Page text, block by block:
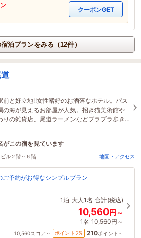
クーポンGET
泊プランをみる（12件）
前と好立地!!女性嗜好のお洒落なホテル。パス
の海が見えるお部屋が人気。招き猫美術館や
りの雑貨店、尾道ラーメンなどブラブラ歩き
い尾道の観光の拠点にはバッチリ。
がこの宿を見ています
ル２階～６階 地図・アクセス
ご予約がお得なシンプルプラン
1泊 大人1名 合計(税込)
10,560円～
1名 10,560円～
10,560スコア～ ポイント 2% 210ポイント～